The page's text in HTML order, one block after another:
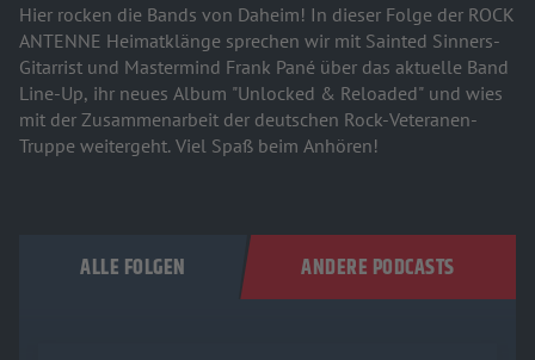
Hier rocken die Bands von Daheim! In dieser Folge der ROCK
ANTENNE Heimatklänge sprechen wir mit Sainted Sinners-
Gitarrist und Mastermind Frank Pané über das aktuelle Band
Line-Up, ihr neues Album "Unlocked & Reloaded" und wies
mit der Zusammenarbeit der deutschen Rock-Veteranen-
Truppe weitergeht. Viel Spaß beim Anhören!
ALLE FOLGEN ANDERE PODCASTS